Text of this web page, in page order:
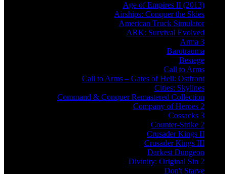
Age of Empires II (2013)
Airships: Conquer the Skies
American Truck Simulator
ARK: Survival Evolved
Arma 3
Barotrauma
Besiege
Call to Arms
Call to Arms – Gates of Hell: Ostfront
Cities: Skylines
Command & Conquer Remastered Collection
Company of Heroes 2
Cossacks 3
Counter-Strike 2
Crusader Kings II
Crusader Kings III
Darkest Dungeon
Divinity: Original Sin 2
Don't Starve